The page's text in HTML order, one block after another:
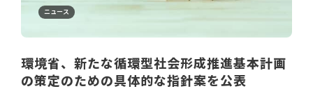
ニュース
環境省、新たな循環型社会形成推進基本計画
の策定のための具体的な指針案を公表